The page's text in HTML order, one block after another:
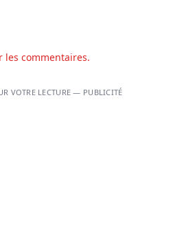
les commentaires.
VOTRE LECTURE — PUBLICITÉ